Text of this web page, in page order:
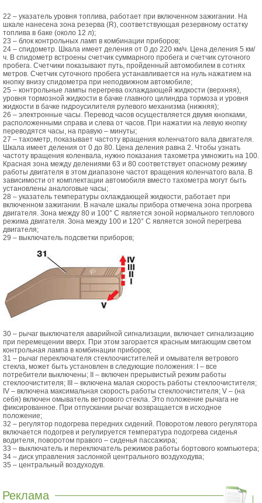
22 – указатель уровня топлива, работает при включенном зажигании. На
шкале нанесена зона резерва (R), соответствующая резервному остатку
топлива в баке (около 12 л);
23 – блок контрольных ламп в комбинации приборов;
24 – спидометр. Шкала имеет деления от 0 до 220 км/ч. Цена деления 5 км/
ч. В спидометр встроены счетчик суммарного пробега и счетчик суточного
пробега. Счетчики показывают путь, пройденный автомобилем в сотнях
метров. Счетчик суточного пробега устанавливается на нуль нажатием на
кнопку внизу спидометра при неподвижном автомобиле;
25 – контрольные лампы перегрева охлаждающей жидкости (верхняя),
уровня тормозной жидкости в бачке главного цилиндра тормоза и уровня
жидкости в бачке гидроусилителя рулевого механизма (нижняя);
26 – электронные часы. Перевод часов осуществляется двумя кнопками,
расположенными справа и слева от часов. При нажатии на левую кнопку
переводятся часы, на правую – минуты;
27 – тахометр, показывает частоту вращения коленчатого вала двигателя.
Шкала имеет деления от 0 до 80. Цена деления равна 2. Чтобы узнать
частоту вращения коленвала, нужно показания тахометра умножить на 100.
Красная зона между делениями 63 и 80 соответствует опасному режиму
работы двигателя в этом диапазоне частот вращения коленчатого вала. В
зависимости от комплектации автомобиля вместо тахометра могут быть
установлены аналоговые часы;
28 – указатель температуры охлаждающей жидкости, работает при
включенном зажигании. В начале шкалы прибора отмечена зона прогрева
двигателя. Зона между 80 и 100° С является зоной нормального теплового
режима двигателя. Зона между 100 и 120° С является зоной перегрева
двигателя;
29 – выключатель подсветки приборов;
30 – рычаг выключателя аварийной сигнализации, включает сигнализацию
при перемещении вверх. При этом загорается красным мигающим светом
контрольная лампа в комбинации приборов;
31 – рычаг переключателя стеклоочистителей и омывателя ветрового
стекла, может быть установлен в следующие положения: I – все
потребители выключены; II – включен прерывистый режим работы
стеклоочистителя; III – включена малая скорость работы стеклоочистителя;
IV – включена максимальная скорость работы стеклоочистителя; V – (на
себя) включен омыватель ветрового стекла. Это положение рычага не
фиксированное. При отпускании рычаг возвращается в исходное
положение;
32 – регулятор подогрева передних сидений. Поворотом левого регулятора
включается подогрев и регулируется температура подогрева сиденья
водителя, поворотом правого – сиденья пассажира;
33 – выключатель и переключатель режимов работы бортового компьютера;
34 – диск управления заслонкой центрального воздуходува;
35 – центральный воздуходув.
Реклама